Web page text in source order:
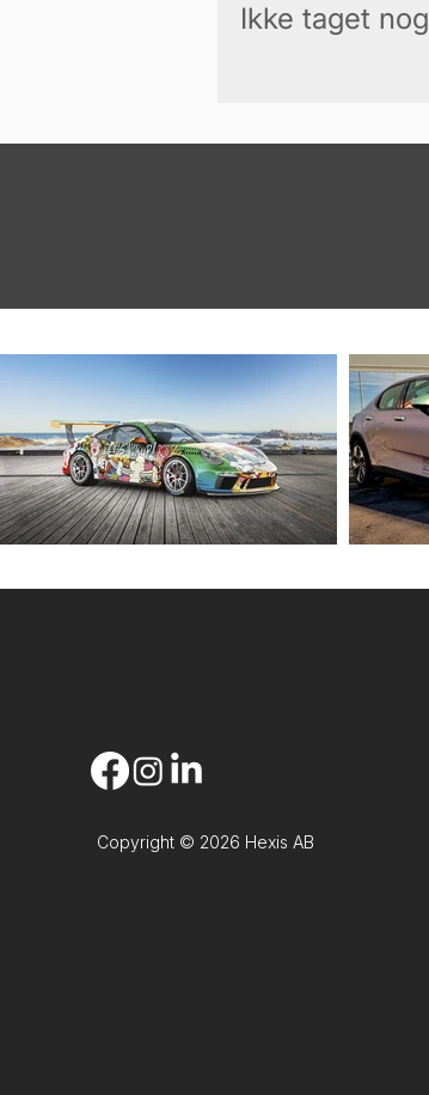
Ikke taget
Copyright © 2026 Hexis AB